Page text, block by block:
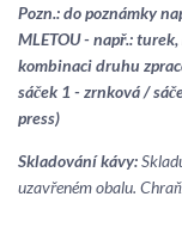
Pozn.: do poznámky
MLETOU - např.:
kombinaci druhu
sáček 1 - zrnková /
press)
Skladování kávy:
uzavřeném obalu.